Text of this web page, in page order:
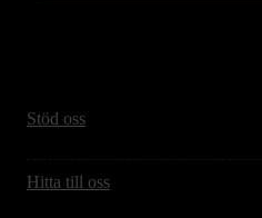
Stöd oss
Hitta till oss